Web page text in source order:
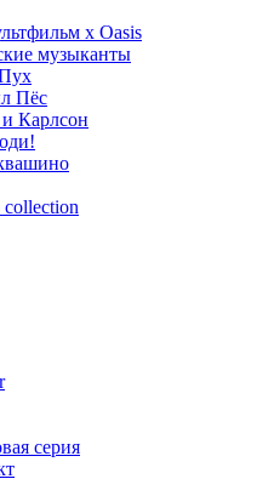
х Oasis
музыканты
Пёс
Карлсон
серия